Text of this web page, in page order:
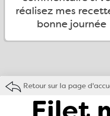
réalisez mes
bonne journée
Retour sur la page